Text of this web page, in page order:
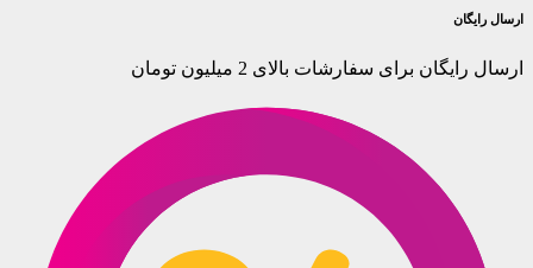
ارسال رایگان
ارسال رایگان برای سفارشات بالای 2 میلیون تومان